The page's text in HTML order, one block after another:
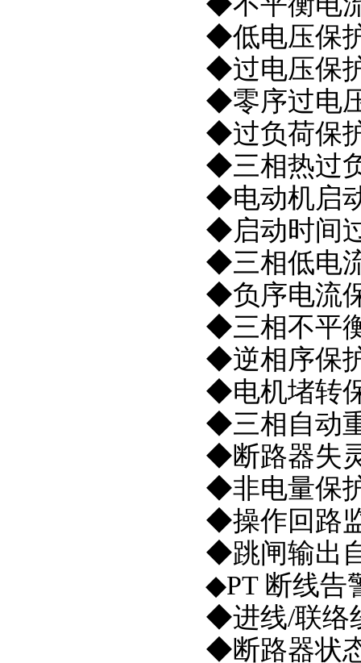
◆低电压保
◆过电压保
◆零序过电
◆过负荷保
◆三相热过
◆电动机启
◆启动时间
◆三相低电
◆负序电流
◆三相不平
◆逆相序保
◆电机堵转
◆三相自动
◆断路器失
◆非电量保
◆操作回路
◆跳闸输出
◆PT 断线告
◆进线/联络
◆断路器状